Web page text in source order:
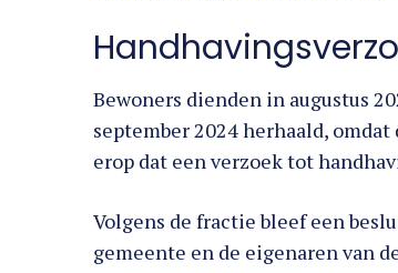
Bewoners dienden in augustus
september 2024 herhaald,
erop dat een verzoek tot
Volgens de fractie bleef een
gemeente en de eigenaren van